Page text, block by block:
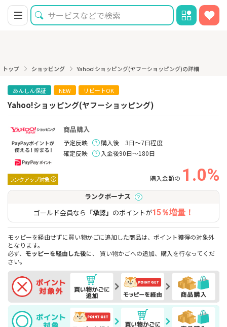
トップ ショッピング Yahoo!ショッピング(ヤフーショッピング)の詳細
あんしん保証 NEW リピートOK
Yahoo!ショッピング(ヤフーショッピング)
ランクアップ対象
商品購入
予定反映
購入後 3日～7日程度
確定反映
入金後90日～180日
購入金額の 1.0%
ランクボーナス
ゴールド会員なら 「承認」 のポイントが15％増量！
モッピーを経由せずに買い物かごに追加した商品は、ポイント獲得の対象外
となります。
必ず、 モッピーを経由した後に、 買い物かごへの追加、購入を行なってくだ
さい。